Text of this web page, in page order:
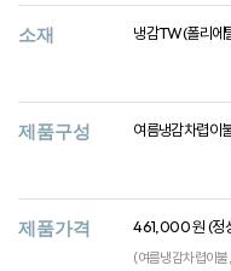
소재 냉감TW(폴리
제품구성 여름냉감차렵이
제품가격 461,000 원 (정
(여름냉감차렵이